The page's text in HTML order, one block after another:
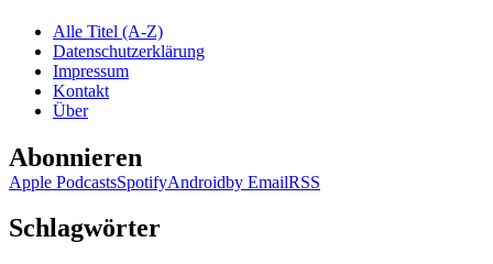
Alle Titel (A-Z)
Datenschutzerklärung
Impressum
Kontakt
Über
Abonnieren
Apple PodcastsSpotifyAndroidby EmailRSS
Schlagwörter